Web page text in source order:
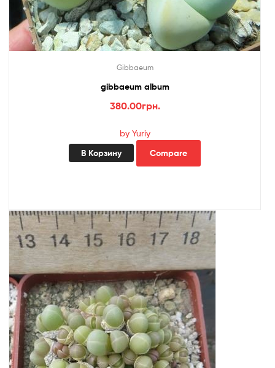
Gibbaeum
gibbaeum album
380.00грн.
by Yuriy
В Корзину Compare